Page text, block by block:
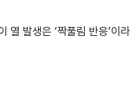
열 발생은 ‘짝풀림 반응’이라